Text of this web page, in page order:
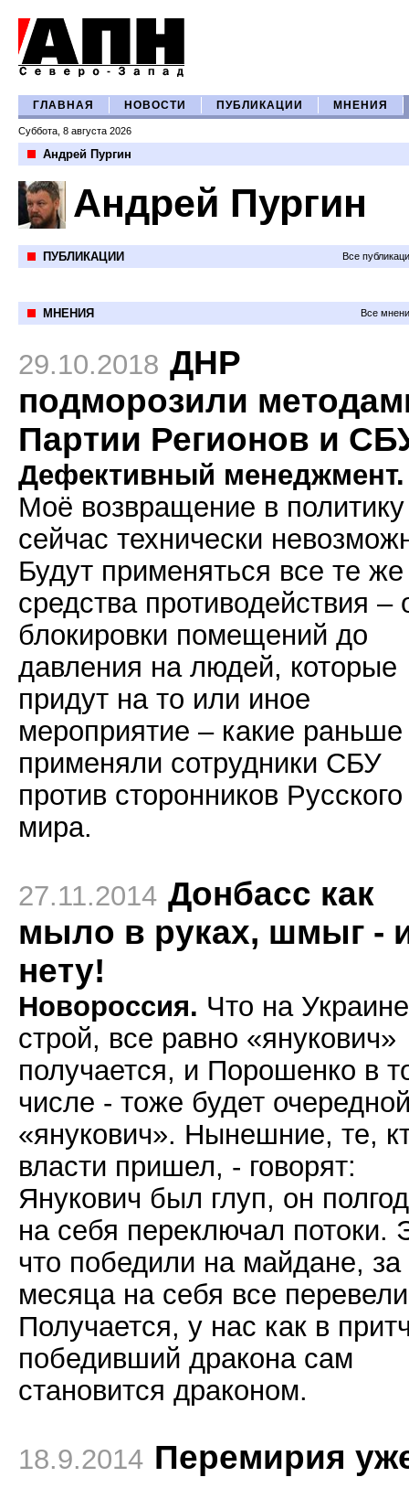
ГЛАВНАЯ НОВОСТИ ПУБЛИКАЦИИ МНЕНИЯ
Суббота, 8 августа 2026
Андрей Пургин
Андрей Пургин
ПУБЛИКАЦИИ Все
МНЕНИЯ Все
29.10.2018 ДНР
подморозили
Партии Регионов и
Дефективный менеджмент.
Моё возвращение в политику
сейчас технически
Будут применяться все те же
средства противодействия –
блокировки помещений до
давления на людей, которые
придут на то или иное
мероприятие – какие раньше
применяли сотрудники СБУ
против сторонников Русского
мира.
27.11.2014 Донбасс как
мыло в руках, шмыг -
нету!
Новороссия. Что на
строй, все равно «янукович»
получается, и Порошенко в
числе - тоже будет
«янукович». Нынешние, те,
власти пришел, - говорят:
Янукович был глуп, он
на себя переключал потоки.
что победили на майдане, за
месяца на себя все
Получается, у нас как в
победивший дракона сам
становится драконом.
18.9.2014 Перемирия